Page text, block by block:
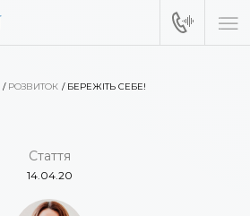
РОЗВИТОК БЕРЕЖІТЬ СЕБЕ!
Стаття
14.04.20